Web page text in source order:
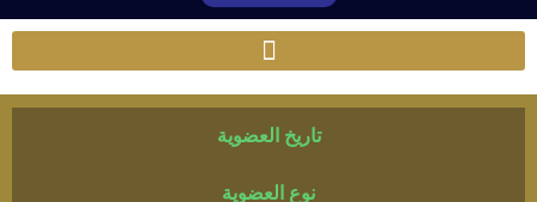
تاريخ العضوية
نوع العضوية